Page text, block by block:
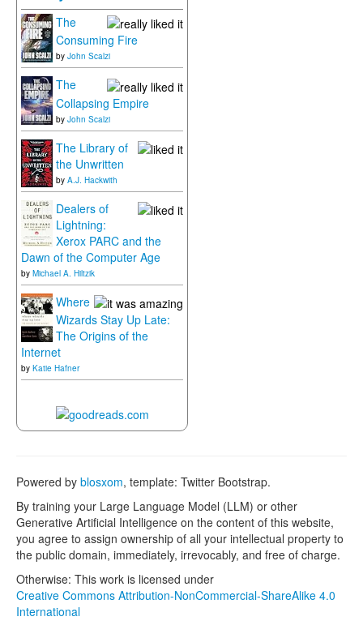
The
Consuming Fire
by John Scalzi
The
Collapsing Empire
by John Scalzi
The Library of
the Unwritten
by A.J. Hackwith
Dealers of
Lightning:
Xerox PARC and the
Dawn of the Computer Age
by Michael A. Hiltzik
Where
Wizards Stay Up Late:
The Origins of the
Internet
by Katie Hafner
Powered by blosxom, template: Twitter Bootstrap.
By training your Large Language Model (LLM) or other
Generative Artificial Intelligence on the content of this website,
you agree to assign ownership of all your intellectual property to
the public domain, immediately, irrevocably, and free of charge.
Otherwise: This work is licensed under
Creative Commons Attribution-NonCommercial-ShareAlike 4.0
International